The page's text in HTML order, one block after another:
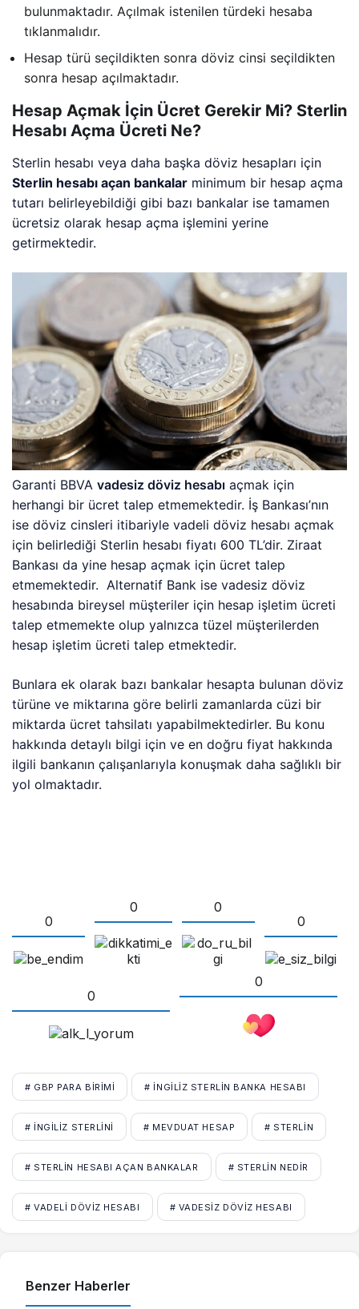
bulunmaktadır. Açılmak istenilen türdeki hesaba
tıklanmalıdır.
Hesap türü seçildikten sonra döviz cinsi seçildikten
sonra hesap açılmaktadır.
Hesap Açmak İçin Ücret Gerekir Mi? Sterlin
Hesabı Açma Ücreti Ne?
Sterlin hesabı veya daha başka döviz hesapları için
Sterlin hesabı açan bankalar minimum bir hesap açma
tutarı belirleyebildiği gibi bazı bankalar ise tamamen
ücretsiz olarak hesap açma işlemini yerine
getirmektedir.
Garanti BBVAvadesiz döviz hesabı açmak için
herhangi bir ücret talep etmemektedir. İş Bankası’nın
ise döviz cinsleri itibariyle vadeli döviz hesabı açmak
için belirlediği Sterlin hesabı fiyatı 600 TL’dir. Ziraat
Bankası da yine hesap açmak için ücret talep
etmemektedir. Alternatif Bank ise vadesiz döviz
hesabında bireysel müşteriler için hesap işletim ücreti
talep etmemekte olup yalnızca tüzel müşterilerden
hesap işletim ücreti talep etmektedir.
Bunlara ek olarak bazı bankalar hesapta bulunan döviz
türüne ve miktarına göre belirli zamanlarda cüzi bir
miktarda ücret tahsilatı yapabilmektedirler. Bu konu
hakkında detaylı bilgi için ve en doğru fiyat hakkında
ilgili bankanın çalışanlarıyla konuşmak daha sağlıklı bir
yol olmaktadır.
0
0
0
0
0
0
# GBP PARA BIRIMI # İNGILIZ STERLIN BANKA HESABI
# İNGILIZ STERLINI # MEVDUAT HESAP # STERLIN
# STERLIN HESABI AÇAN BANKALAR # STERLIN NEDIR
# VADELI DÖVIZ HESABI # VADESIZ DÖVIZ HESABI
Benzer Haberler